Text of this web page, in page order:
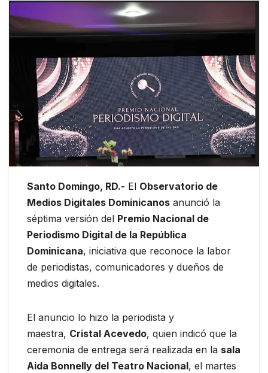
Santo Domingo, RD.- El Observatorio de
Medios Digitales Dominicanos anunció la
séptima versión del Premio Nacional de
Periodismo Digital de la República
Dominicana, iniciativa que reconoce la labor
de periodistas, comunicadores y dueños de
medios digitales.
El anuncio lo hizo la periodista y
maestra, Cristal Acevedo, quien indicó que la
ceremonia de entrega será realizada en la sala
Aida Bonnelly del Teatro Nacional, el martes